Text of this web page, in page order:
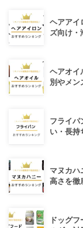
ヘアアイ
ズ向け・
ヘアオイ
別やメン
フライパ
い・長持
マヌカハ
高さを徹
ドッグ